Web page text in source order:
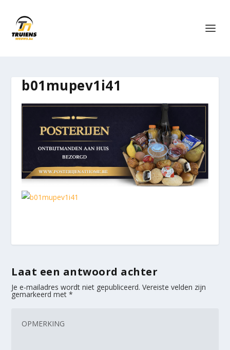
b01mupev1i41
Laat een antwoord achter
Je e-mailadres wordt niet gepubliceerd. Vereiste velden zijn
gemarkeerd met*